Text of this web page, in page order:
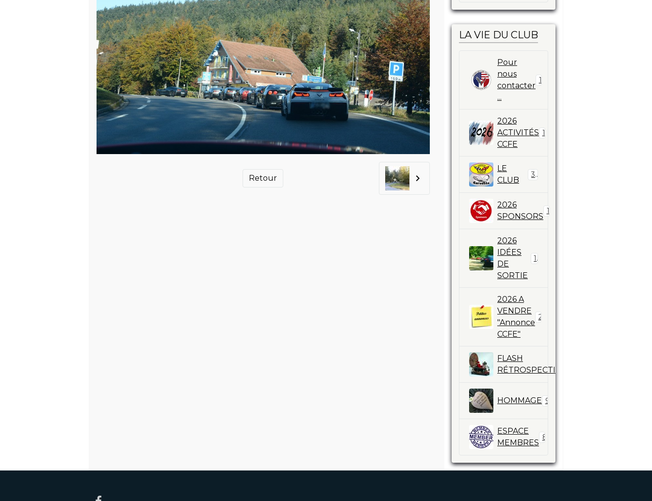
Retour
LA VIE DU CLUB
Pour
nous
contacter
...
1
2026
ACTIVITÉS
CCFE
11
LE
CLUB
3
2026
SPONSORS
17
2026
IDÉES
DE
SORTIE
1
2026 A
VENDRE
"Annonce
CCFE"
2
FLASH
RÉTROSPECTIVES
HOMMAGE 9
ESPACE
MEMBRES
86